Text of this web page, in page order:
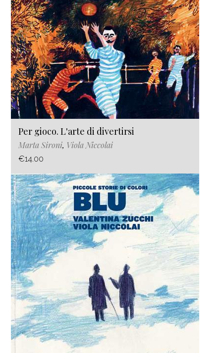
Per gioco. L'arte di divertirsi
Marta Sironi, Viola Niccolai
€14.00